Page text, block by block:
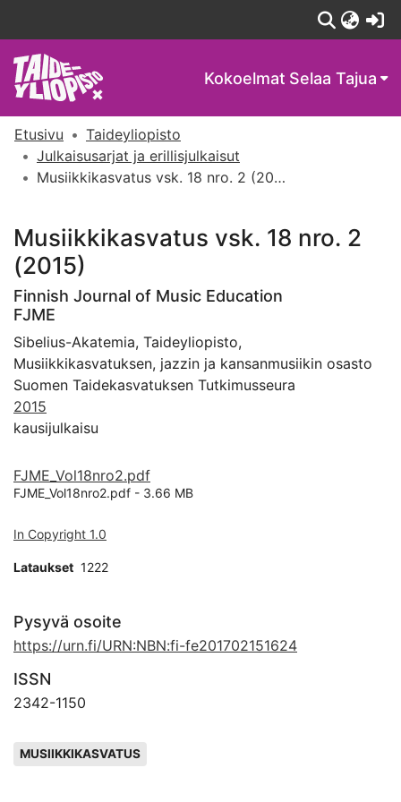
Kokoelmat Selaa Tajua
Etusivu
Taideyliopisto
Julkaisusarjat ja erillisjulkaisut
Musiikkikasvatus vsk. 18 nro. 2 (2015)
Musiikkikasvatus vsk. 18 nro. 2
(2015)
Finnish Journal of Music Education
FJME
Sibelius-Akatemia, Taideyliopisto,
Musiikkikasvatuksen, jazzin ja kansanmusiikin osasto
Suomen Taidekasvatuksen Tutkimusseura
2015
kausijulkaisu
FJME_Vol18nro2.pdf
FJME_Vol18nro2.pdf - 3.66 MB
In Copyright 1.0
Lataukset 1222
Pysyvä osoite
https://urn.fi/URN:NBN:fi-fe201702151624
ISSN
2342-1150
MUSIIKKIKASVATUS